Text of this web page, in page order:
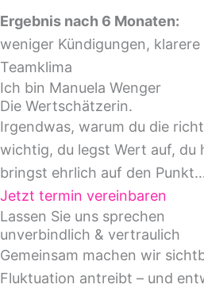
Ergebnis nach 6 Monaten:
weniger Kündigungen, klarere
Teamklima
Ich bin Manuela Wenger
Die Wertschätzerin.
Irgendwas, warum du die
wichtig, du legst Wert auf, du
bringst ehrlich auf den
Jetzt termin vereinbaren
Lassen Sie uns sprechen
unverbindlich & vertraulich
Gemeinsam machen wir
Fluktuation antreibt – und